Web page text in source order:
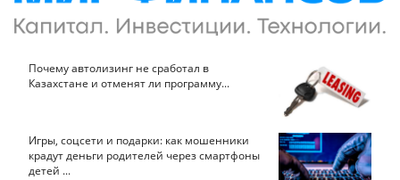
Почему автолизинг не сработал в
Казахстане и отменят ли программу...
Игры, соцсети и подарки: как мошенники
крадут деньги родителей через смартфоны
детей ...